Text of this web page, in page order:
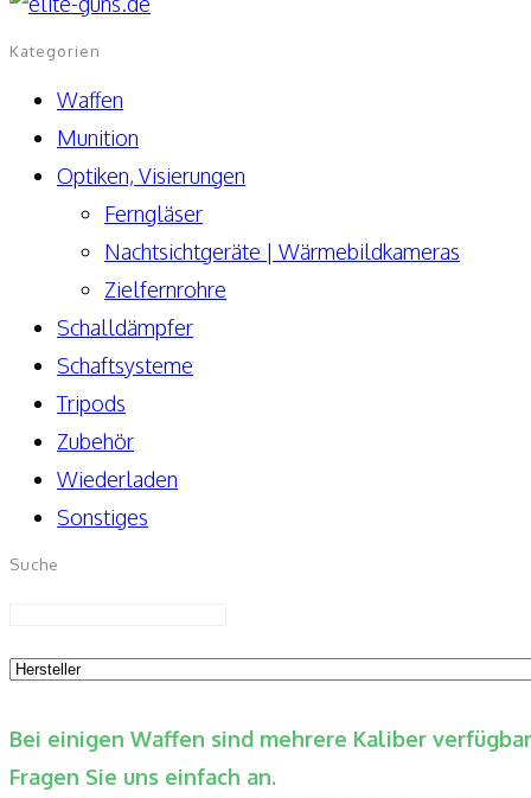
Kategorien
Waffen
Munition
Optiken, Visierungen
Ferngläser
Nachtsichtgeräte | Wärmebildkameras
Zielfernrohre
Schalldämpfer
Schaftsysteme
Tripods
Zubehör
Wiederladen
Sonstiges
Suche
Bei einigen Waffen sind mehrere Kaliber
Fragen Sie uns einfach an.